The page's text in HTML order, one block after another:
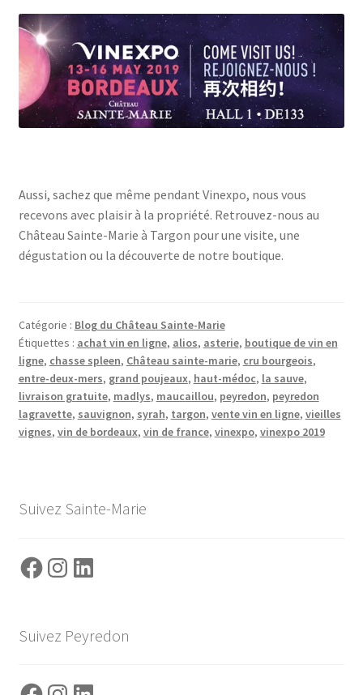
Aussi, sachez que même pendant Vinexpo, nous vous
recevons avec plaisir à la propriété. Retrouvez-nous au
Château Sainte-Marie à Targon pour une visite, une
dégustation ou la découverte de notre boutique.
Catégorie : Blog du Château Sainte-Marie
Étiquettes : achat vin en ligne, alios, asterie, boutique de vin en
ligne, chasse spleen, Château sainte-marie, cru bourgeois,
entre-deux-mers, grand poujeaux, haut-médoc, la sauve,
livraison gratuite, madlys, maucaillou, peyredon, peyredon
lagravette, sauvignon, syrah, targon, vente vin en ligne, vieilles
vignes, vin de bordeaux, vin de france, vinexpo, vinexpo 2019
Suivez Sainte-Marie
FacebookInstagram
LinkedIn
Suivez Peyredon
FacebookInstagram
LinkedIn